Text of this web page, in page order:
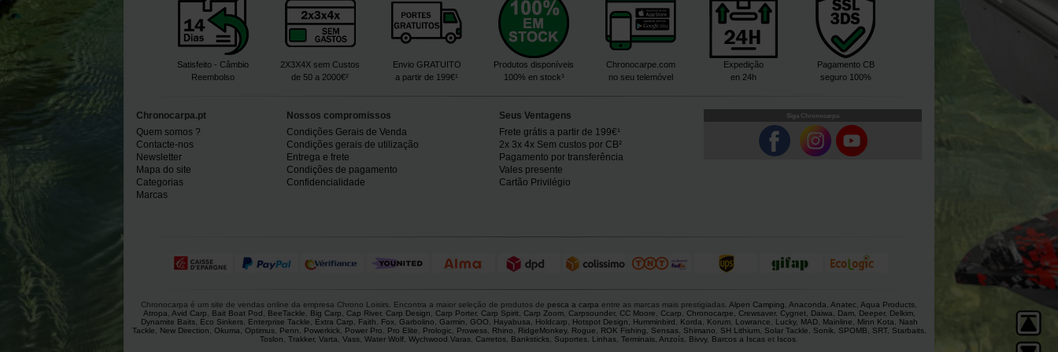
Satisfeito - Câmbio
Reembolso
2X3X4X sem Custos
de 50 a 2000€²
Envio GRATUITO
a partir de 199€¹
Produtos disponíveis
100% en stock³
Chronocarpe.com
no seu telemóvel
Expedição
en 24h
Pagamento CB
seguro 100%
Chronocarpa.pt
Quem somos ?
Contacte-nos
Newsletter
Mapa do site
Categorias
Marcas
Nossos compromissos
Condições Gerais de Venda
Condições gerais de utilização
Entrega e frete
Condições de pagamento
Confidencialidade
Seus Ventagens
Frete grátis a partir de 199€¹
2x 3x 4x Sem custos por CB²
Pagamento por transferência
Vales presente
Cartão Privilégio
Siga Chronocarpa
Chronocarpa é um site de vendas online da empresa Chrono Loisirs. Encontra a maior seleção de produtos de pesca a carpa entre as marcas mais prestigiadas. Alpen Camping Anaconda Anatec Aqua Products
Atropa Avid Carp Bait Boat Pod BeeTackle Big Carp Cap River, Carp Design Carp Porter, Carp Spirit, Carp Zoom, Carpsounder, CC Moore Ccarp Chronocarpe Crewsaver, Cygnet, Daiwa Dam, Deeper, Delkim,
Dynamite Baits, Eco Sinkers, Enterprise Tackle Extra Carp Faith Fox, Garbolino Garmin GOO Hayabusa Holdcarp Hotspot Design Humminbird Korda Korum, Lowrance Lucky, MAD, Mainline Minn Kota
Nash
Tackle
New Direction Okuma Optimus, Penn Powerkick, Power Pro Pro Elite Prologic Prowess, Rhino RidgeMonkey, Rogue ROK Fishing Sensas, Shimano SH Lithium, Solar Tackle Sonik, SPOMB SRT, Starbaits,
Toslon
Trakker, Varta Vass Water Wolf Wychwood Varas Carretos Banksticks Suportes Linhas Terminais Anzoís Bivvy, Barcos a Iscas et Iscos